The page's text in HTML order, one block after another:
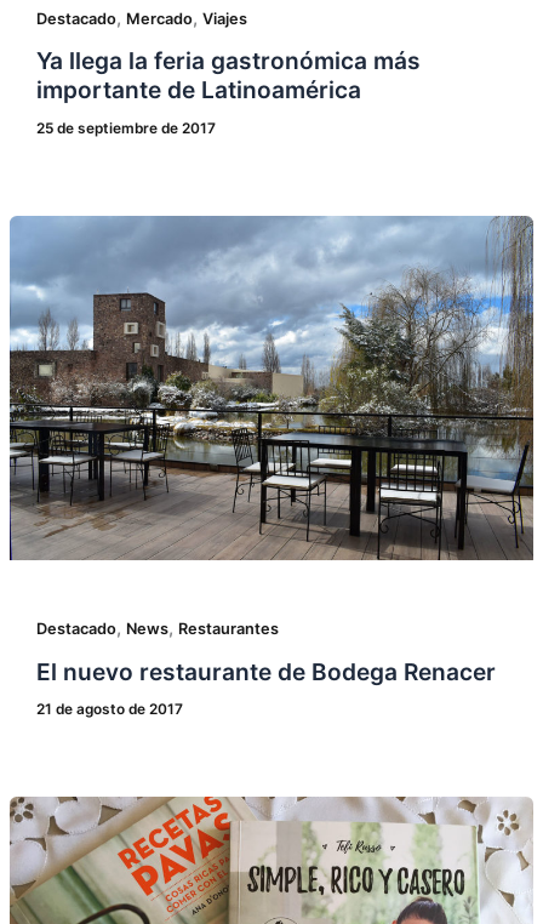
Destacado, Mercado, Viajes
Ya llega la feria gastronómica más
importante de Latinoamérica
25 de septiembre de 2017
Destacado, News, Restaurantes
El nuevo restaurante de Bodega Renacer
21 de agosto de 2017